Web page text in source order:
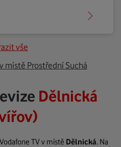
vše
místě Prostřední Suchá
Dělnická
TV v místě Dělnická. Na